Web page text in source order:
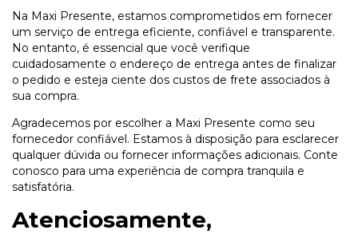
Na Maxi Presente, estamos comprometidos em fornecer
um serviço de entrega eficiente, confiável e transparente.
No entanto, é essencial que você verifique
cuidadosamente o endereço de entrega antes de finalizar
o pedido e esteja ciente dos custos de frete associados à
sua compra.
Agradecemos por escolher a Maxi Presente como seu
fornecedor confiável. Estamos à disposição para esclarecer
qualquer dúvida ou fornecer informações adicionais. Conte
conosco para uma experiência de compra tranquila e
satisfatória.
Atenciosamente,